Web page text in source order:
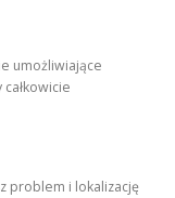
umożliwiające
problem i lokalizację